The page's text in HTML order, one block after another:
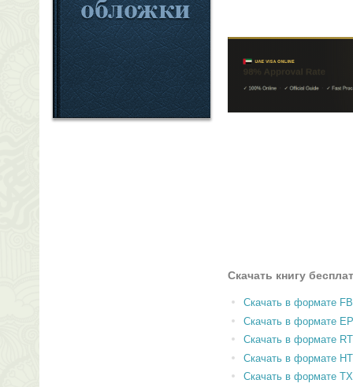
Скачать книгу
Скачать в формате
Скачать в формате
Скачать в формате
Скачать в формате
Скачать в формате